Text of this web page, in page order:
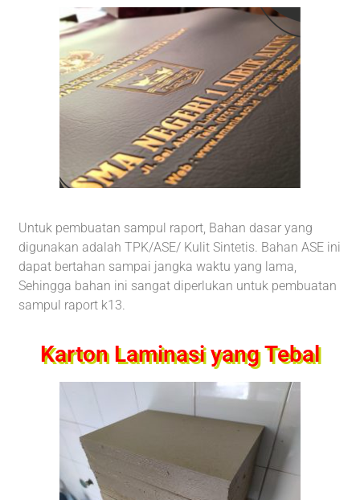
Untuk pembuatan sampul raport, Bahan dasar yang
digunakan adalah TPK/ASE/ Kulit Sintetis. Bahan ASE ini
dapat bertahan sampai jangka waktu yang lama,
Sehingga bahan ini sangat diperlukan untuk pembuatan
sampul raport k13.
Karton Laminasi yang Tebal